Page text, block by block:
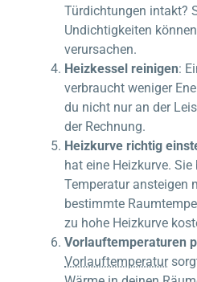
Türdichtungen intakt?
Undichtigkeiten
verursachen.
Heizkessel reinigen:
verbraucht weniger
du nicht nur an der
der Rechnung.
Heizkurve richtig
hat eine Heizkurve.
Temperatur ansteigen
bestimmte
zu hohe Heizkurve
Vorlauftemperaturen
Vorlauftemperatur